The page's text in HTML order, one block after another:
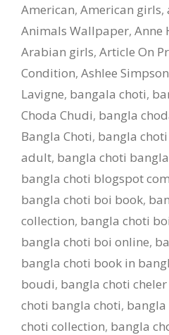
American, American girls,
Animals Wallpaper, Anne
Arabian girls, Article On
Condition, Ashlee Simpson
Lavigne, bangala choti,
Choda Chudi, bangla
Bangla Choti, bangla
adult, bangla choti bangla
bangla choti blogspot com
bangla choti boi book,
collection, bangla choti
bangla choti boi online,
bangla choti book in
boudi, bangla choti cheler
choti bangla choti, bangla
choti collection, bangla